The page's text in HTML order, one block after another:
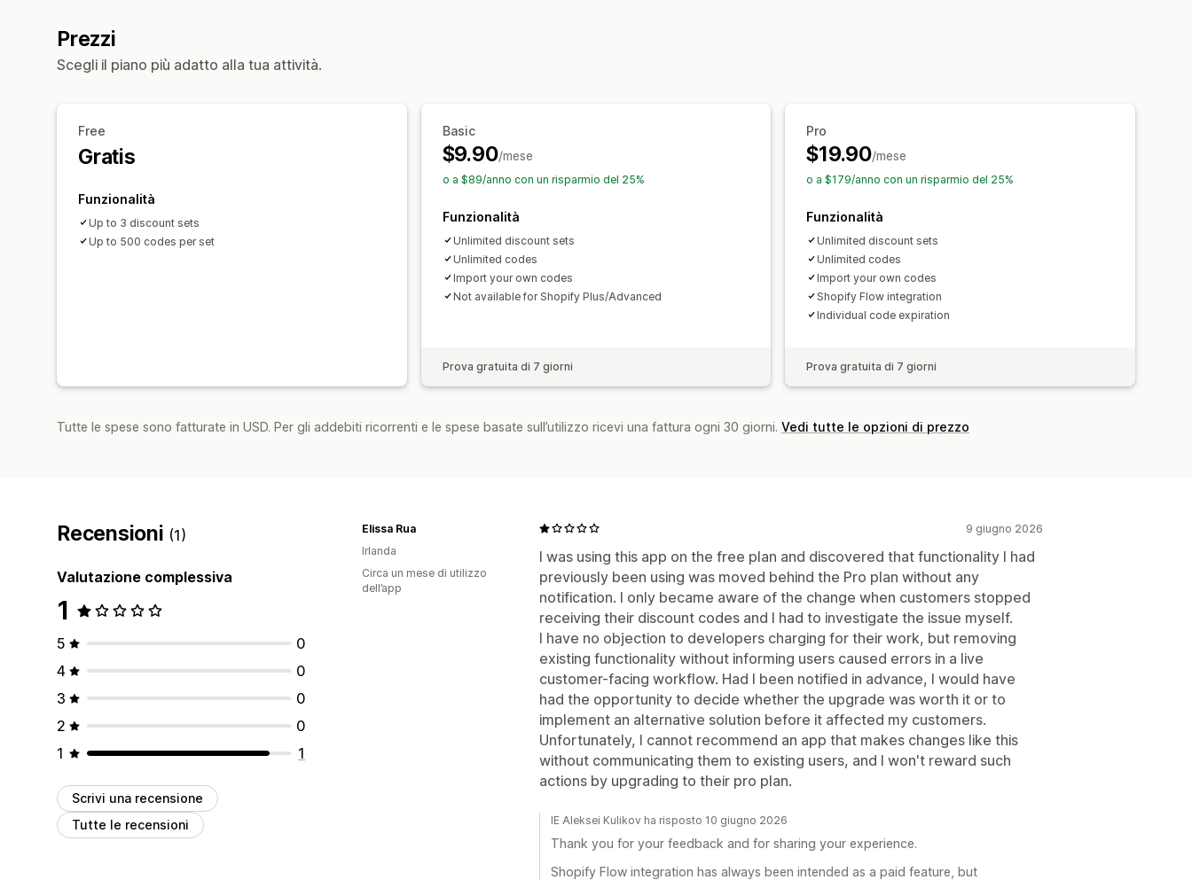
Importazione ed esportazione
Prezzi
Scegli il piano più adatto alla tua attività.
Free
Gratis
Funzionalità
Up to 3 discount sets
Up to 500 codes per set
Basic
$9.90/mese
o a $89/anno con un risparmio del 25%
Funzionalità
Unlimited discount sets
Unlimited codes
Import your own codes
Not available for Shopify Plus/Advanced
Prova gratuita di 7 giorni
Pro
$19.90/mese
o a $179/anno con un risparmio del 25%
Funzionalità
Unlimited discount sets
Unlimited codes
Import your own codes
Shopify Flow integration
Individual code expiration
Prova gratuita di 7 giorni
Tutte le spese sono fatturate in USD. Per gli addebiti ricorrenti e le spese basate sull’utilizzo ricevi una fattura ogni 30 giorni. Vedi tutte le opzioni di prezzo
Recensioni (1)
Valutazione complessiva
1
5
0
4
0
3
0
2
0
1
1
Scrivi una recensione
Tutte le recensioni
9 giugno 2026
I was using this app on the free plan and discovered that functionality I had
previously been using was moved behind the Pro plan without any
notification. I only became aware of the change when customers stopped
receiving their discount codes and I had to investigate the issue myself.
I have no objection to developers charging for their work, but removing
existing functionality without informing users caused errors in a live
customer-facing workflow. Had I been notified in advance, I would have
had the opportunity to decide whether the upgrade was worth it or to
implement an alternative solution before it affected my customers.
Unfortunately, I cannot recommend an app that makes changes like this
without communicating them to existing users, and I won't reward such
actions by upgrading to their pro plan.
Elissa Rua
Irlanda
Circa un mese di utilizzo
dell’app
IE Aleksei Kulikov ha risposto 10 giugno 2026
Thank you for your feedback and for sharing your experience.
Shopify Flow integration has always been intended as a paid feature, but